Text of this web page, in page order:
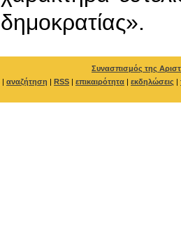
δημοκρατίας».
Συνασπισμός της
| αναζήτηση | RSS | επικαιρότητα | εκδηλώσεις |